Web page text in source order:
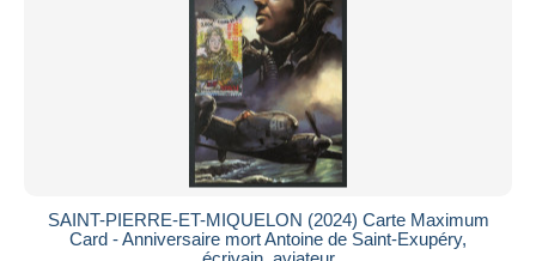
SAINT-PIERRE-ET-MIQUELON (2024) Carte Maximum
Card - Anniversaire mort Antoine de Saint-Exupéry,